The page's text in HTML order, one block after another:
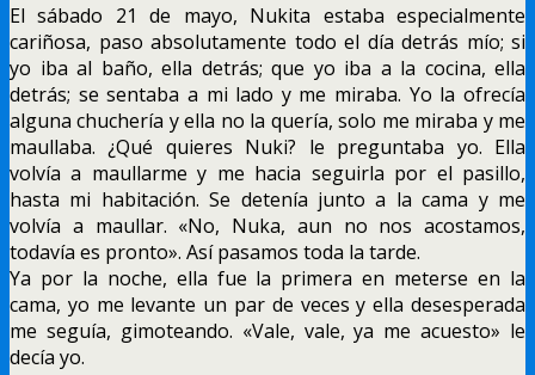
El sábado 21 de mayo, Nukita estaba especialmente
cariñosa, paso absolutamente todo el día detrás mío; si
yo iba al baño, ella detrás; que yo iba a la cocina, ella
detrás; se sentaba a mi lado y me miraba. Yo la ofrecía
alguna chuchería y ella no la quería, solo me miraba y me
maullaba. ¿Qué quieres Nuki? le preguntaba yo. Ella
volvía a maullarme y me hacia seguirla por el pasillo,
hasta mi habitación. Se detenía junto a la cama y me
volvía a maullar. «No, Nuka, aun no nos acostamos,
todavía es pronto». Así pasamos toda la tarde.
Ya por la noche, ella fue la primera en meterse en la
cama, yo me levante un par de veces y ella desesperada
me seguía, gimoteando. «Vale, vale, ya me acuesto» le
decía yo.